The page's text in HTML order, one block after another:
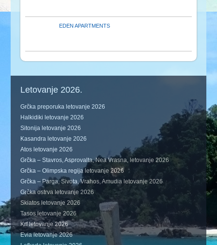
EDEN APARTMENTS
Letovanje 2026.
Grčka preporuka letovanje 2026
Halkidiki letovanje 2026
Sitonija letovanje 2026
Kasandra letovanje 2026
Atos letovanje 2026
Grčka – Stavros, Asprovalta, Nea Vrasna, letovanje 2026
Grčka – Olimpska regija letovanje 2026
Grčka – Parga, Sivota, Vrahos, Amudia letovanje 2026
Grčka ostrva letovanje 2026
Skiatos letovanje 2026
Tasos letovanje 2026
Krf letovanje 2026
Evia letovanje 2026